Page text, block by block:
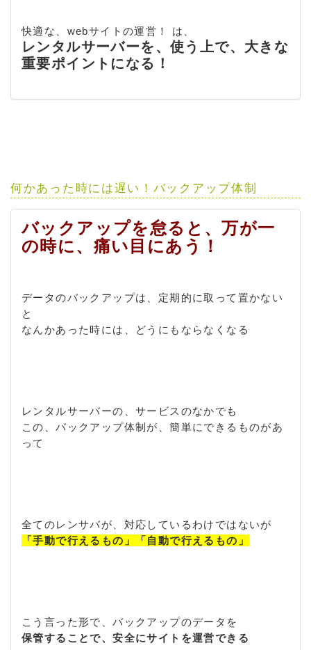
快適な、webサイトの運営！ は、
レンタルサーバーを、使う上で、大きな
重要ポイントになる！
何かあった時には遅い！バックアップ体制
バックアップを怠ると、万が一
の時に、痛い目にあう！
データのバックアップは、定期的に取って置かない
と
なんかあった時には、どうにもならなくなる
レンタルサーバーの、サービスのなかでも
この、バックアップ体制が、簡単にできるものがあ
って
全てのレンサバが、対応しているわけではないが
「手動で行えるもの」「自動で行えるもの」
こう言った形で、バックアップのデータを
保管することで、安全にサイトを運営できる